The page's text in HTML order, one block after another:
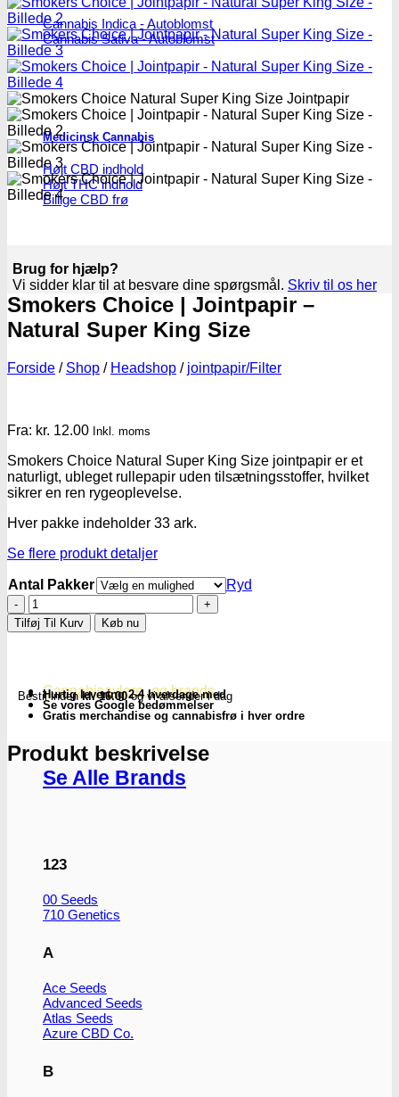
Cannabis Indica - Autoblomst
Cannabis Sativa - Autoblomst
Medicinsk Cannabis
Højt CBD indhold
Højt THC indhold
Billige CBD frø
Cannabisavlere -og brands
Se Alle Brands
123
00 Seeds
710 Genetics
A
Ace Seeds
Advanced Seeds
Atlas Seeds
Azure CBD Co.
B
Brug for hjælp?
Vi sidder klar til at besvare dine spørgsmål. Skriv til os her
Smokers Choice | Jointpapir –
Natural Super King Size
Forside / Shop / Headshop / jointpapir/Filter
Fra: kr. 12.00 Inkl. moms
Smokers Choice Natural Super King Size jointpapir er et
naturligt, ubleget rullepapir uden tilsætningsstoffer, hvilket
sikrer en ren rygeoplevelse.
Hver pakke indeholder 33 ark.
Se flere produkt detaljer
Antal Pakker
Ryd
Smokers
Choice
|
Natural
Super
King
antal
Tilføj Til Kurv Køb nu
Bestil indenkl. 16.00og vi afsender i dag
Hurtig levering 2-4 hverdage med
Se vores Google bedømmelser
Gratis merchandise og cannabisfrø i hver ordre
Produkt beskrivelse